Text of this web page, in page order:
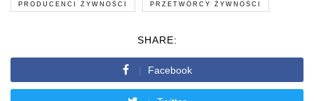
PRODUCENCI ŻYWNOŚCI PRZETWÓRCY ŻYWNOŚCI
SHARE:
Facebook